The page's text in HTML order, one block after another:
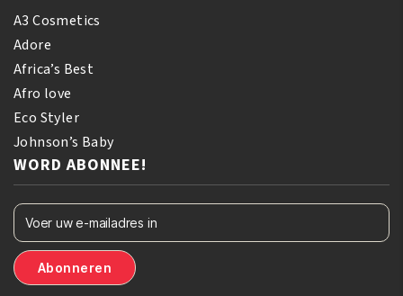
A3 Cosmetics
Adore
Africa’s Best
Afro love
Eco Styler
Johnson’s Baby
WORD ABONNEE!